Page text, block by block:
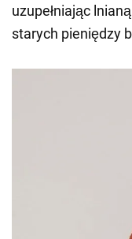
uzupełniając
starych pieniędzy